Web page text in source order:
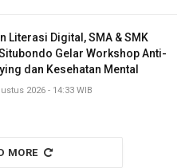
Literasi Digital, SMA & SMK
Gelar Workshop Anti-
dan Kesehatan Mental
2026 - 14:33 WIB
MORE